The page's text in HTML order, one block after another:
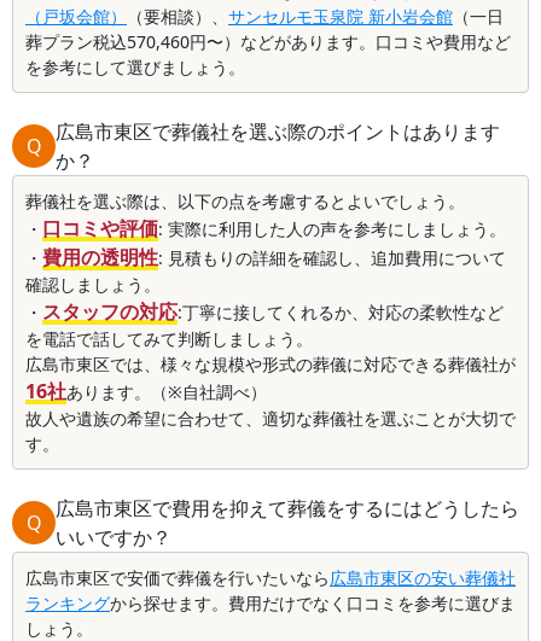
（戸坂会館）
（要相談）、 サンセルモ玉泉院 新小岩会館 （一日
葬プラン税込570,460円〜）などがあります。口コミや費用など
を参考にして選びましょう。
Q
広島市東区で葬儀社を選ぶ際のポイントはあります
か？
葬儀社を選ぶ際は、以下の点を考慮するとよいでしょう。
・ 口コミや評価: 実際に利用した人の声を参考にしましょう。
・ 費用の透明性: 見積もりの詳細を確認し、追加費用について
確認しましょう。
・ スタッフの対応:丁寧に接してくれるか、対応の柔軟性など
を電話で話してみて判断しましょう。
広島市東区では、様々な規模や形式の葬儀に対応できる葬儀社が
16社あります。（※自社調べ）
故人や遺族の希望に合わせて、適切な葬儀社を選ぶことが大切で
す。
Q
広島市東区で費用を抑えて葬儀をするにはどうしたら
いいですか？
広島市東区で安価で葬儀を行いたいなら広島市東区の安い葬儀社
ランキングから探せます。費用だけでなく口コミを参考に選びま
しょう。